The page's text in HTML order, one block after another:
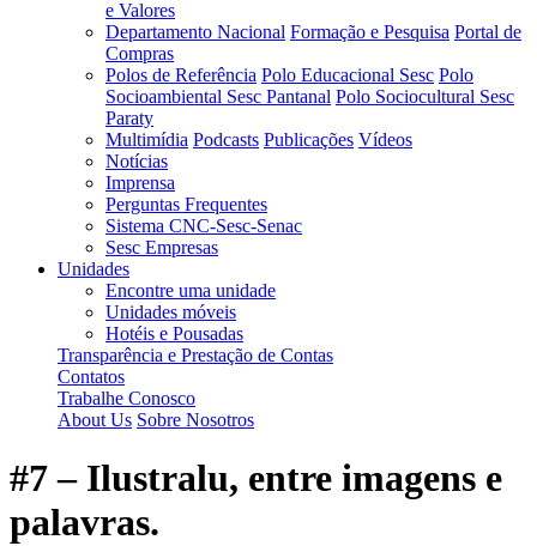
e Valores
Departamento Nacional Formação e Pesquisa Portal de
Compras
Polos de Referência Polo Educacional Sesc Polo
Socioambiental Sesc Pantanal Polo Sociocultural Sesc
Paraty
Multimídia Podcasts Publicações Vídeos
Notícias
Imprensa
Perguntas Frequentes
Sistema CNC-Sesc-Senac
Sesc Empresas
Unidades
Encontre uma unidade
Unidades móveis
Hotéis e Pousadas
Transparência e Prestação de Contas
Contatos
Trabalhe Conosco
About Us Sobre Nosotros
#7 – Ilustralu, entre imagens e
palavras.